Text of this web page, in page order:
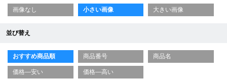
画像なし 小さい画像 大きい画像
並び替え
おすすめ商品順 商品番号 商品名
価格—安い 価格—高い